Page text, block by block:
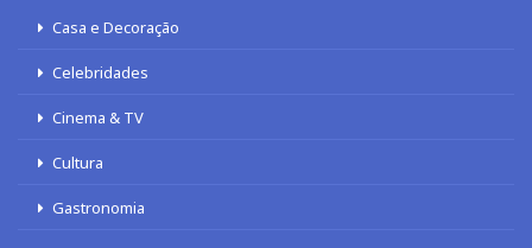
Casa e Decoração
Celebridades
Cinema & TV
Cultura
Gastronomia